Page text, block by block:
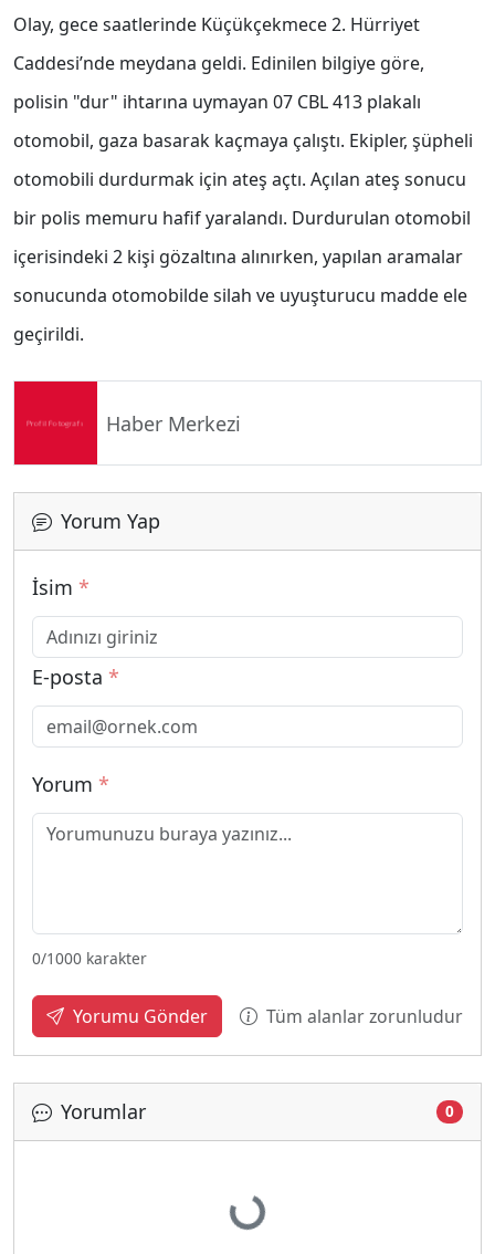
Olay, gece saatlerinde Küçükçekmece 2. Hürriyet
Caddesi’nde meydana geldi. Edinilen bilgiye göre,
polisin "dur" ihtarına uymayan 07 CBL 413 plakalı
otomobil, gaza basarak kaçmaya çalıştı. Ekipler, şüpheli
otomobili durdurmak için ateş açtı. Açılan ateş sonucu
bir polis memuru hafif yaralandı. Durdurulan otomobil
içerisindeki 2 kişi gözaltına alınırken, yapılan aramalar
sonucunda otomobilde silah ve uyuşturucu madde ele
geçirildi.
Haber Merkezi
Yorum Yap
İsim *
E-posta *
Yorum *
0/1000 karakter
Yorumu Gönder Tüm alanlar zorunludur
Yorumlar 0